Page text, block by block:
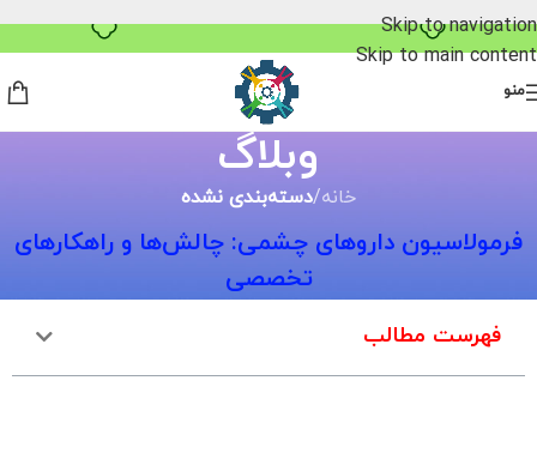
بدون ضامن، بدون سود
Skip to navigation
Skip to main content
منو
وبلاگ
خانه/دسته‌بندی نشده
فرمولاسیون داروهای چشمی: چالش‌ها و راهکارهای
تخصصی
فهرست مطالب